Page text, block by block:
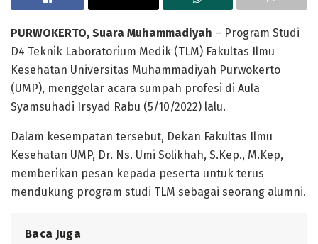
PURWOKERTO, Suara Muhammadiyah – Program Studi
D4 Teknik Laboratorium Medik (TLM) Fakultas Ilmu
Kesehatan Universitas Muhammadiyah Purwokerto
(UMP), menggelar acara sumpah profesi di Aula
Syamsuhadi Irsyad Rabu (5/10/2022) lalu.
Dalam kesempatan tersebut, Dekan Fakultas Ilmu
Kesehatan UMP, Dr. Ns. Umi Solikhah, S.Kep., M.Kep,
memberikan pesan kepada peserta untuk terus
mendukung program studi TLM sebagai seorang alumni.
Baca Juga